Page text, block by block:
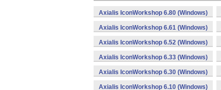
Axialis IconWorkshop 6.80 (Windows)
Axialis IconWorkshop 6.61 (Windows)
Axialis IconWorkshop 6.52 (Windows)
Axialis IconWorkshop 6.33 (Windows)
Axialis IconWorkshop 6.30 (Windows)
Axialis IconWorkshop 6.10 (Windows)